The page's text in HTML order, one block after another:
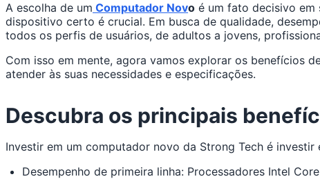
A escolha de um Computador Novo é um fato decisivo em
dispositivo certo é crucial. Em busca de qualidade,
todos os perfis de usuários, de adultos a jovens,
Com isso em mente, agora vamos explorar os benefícios
atender às suas necessidades e especificações.
Descubra os principais
Investir em um computador novo da Strong Tech é
Desempenho de primeira linha: Processadores Intel